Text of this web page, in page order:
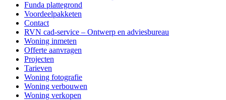
Funda plattegrond
Voordeelpakketen
Contact
RVN cad-service – Ontwerp en adviesbureau
Woning inmeten
Offerte aanvragen
Projecten
Tarieven
Woning fotografie
Woning verbouwen
Woning verkopen